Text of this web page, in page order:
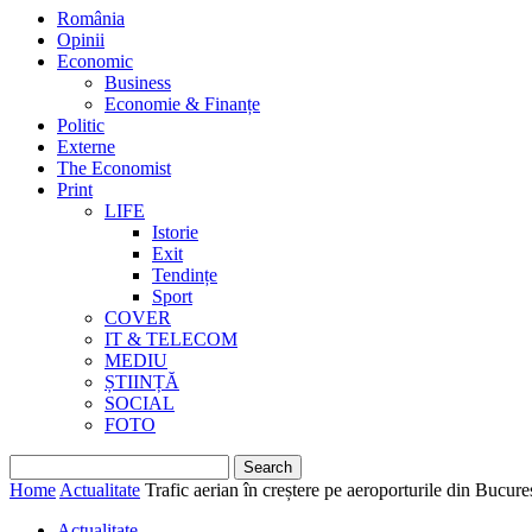
România
Opinii
Economic
Business
Economie & Finanțe
Politic
Externe
The Economist
Print
LIFE
Istorie
Exit
Tendințe
Sport
COVER
IT & TELECOM
MEDIU
ȘTIINȚĂ
SOCIAL
FOTO
Home Actualitate Trafic aerian în creștere pe aeroporturile din